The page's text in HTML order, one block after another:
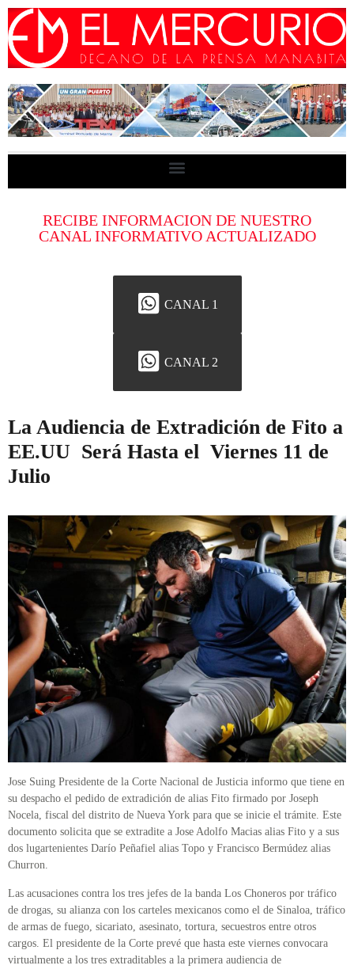
RECIBE INFORMACION DE NUESTRO
CANAL INFORMATIVO ACTUALIZADO
CANAL 1
CANAL 2
La Audiencia de Extradición de Fito a
EE.UU Será Hasta el Viernes 11 de
Julio
Jose Suing Presidente de la Corte Nacional de Justicia informo que tiene en
su despacho el pedido de extradición de alias Fito firmado por Joseph
Nocela, fiscal del distrito de Nueva York para que se inicie el trámite. Este
documento solicita que se extradite a Jose Adolfo Macias alias Fito y a sus
dos lugartenientes Darío Peñafiel alias Topo y Francisco Bermúdez alias
Churron.
Las acusaciones contra los tres jefes de la banda Los Choneros por tráfico
de drogas, su alianza con los carteles mexicanos como el de Sinaloa, tráfico
de armas de fuego, sicariato, asesinato, tortura, secuestros entre otros
cargos. El presidente de la Corte prevé que hasta este viernes convocara
virtualmente a los tres extraditables a la primera audiencia de